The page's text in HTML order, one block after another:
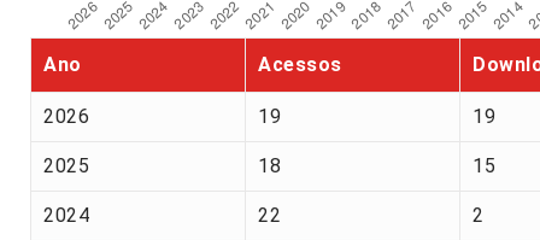
Ano Acessos
2026 19 19
2025 18 15
2024 22 2